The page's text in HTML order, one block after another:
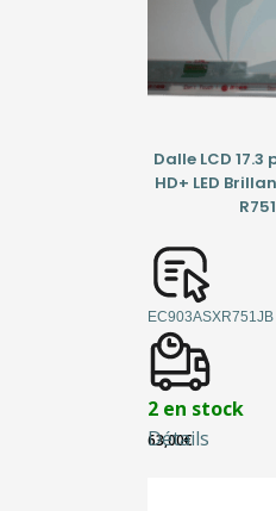
Détails
Dalle LCD 17.3
HD+ LED
EC903ASXR751JB
2 en stock
63,00€